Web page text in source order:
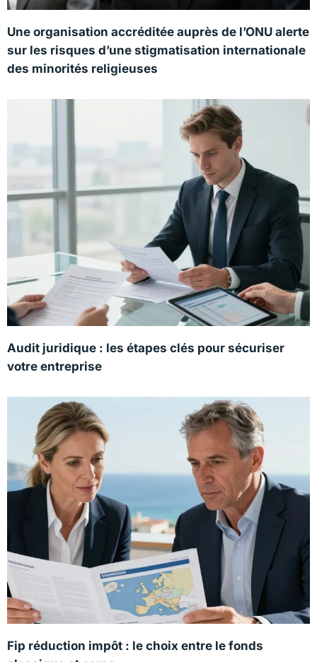
Une organisation accréditée auprès de l’ONU alerte
sur les risques d’une stigmatisation internationale
des minorités religieuses
Audit juridique : les étapes clés pour sécuriser
votre entreprise
Fip réduction impôt : le choix entre le fonds